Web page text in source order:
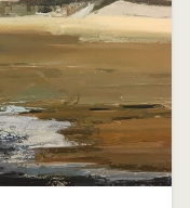
©CARTO